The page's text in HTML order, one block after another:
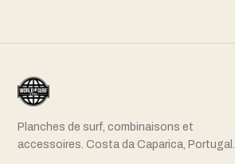
Planches de surf, combinaisons et
accessoires. Costa da Caparica, Portugal.